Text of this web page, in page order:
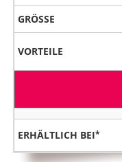
GRÖSSE
VORTEILE
ERHÄLTLICH BEI